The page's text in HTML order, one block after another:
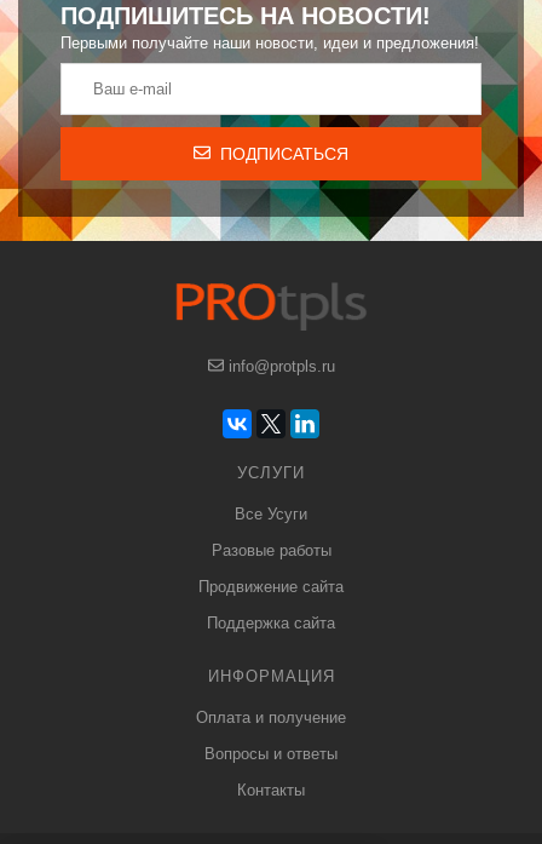
ПОДПИШИТЕСЬ НА НОВОСТИ!
Первыми получайте наши новости, идеи и предложения!
ПОДПИСАТЬСЯ
info@protpls.ru
УСЛУГИ
Все Усуги
Разовые работы
Продвижение сайта
Поддержка сайта
ИНФОРМАЦИЯ
Оплата и получение
Вопросы и ответы
Контакты